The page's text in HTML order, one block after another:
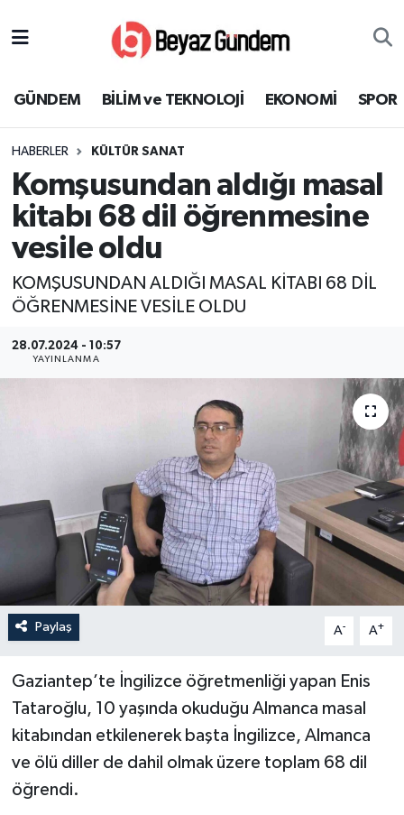
GÜNDEM BİLİM ve TEKNOLOJİ EKONOMİ SPOR
HABERLER KÜLTÜR SANAT
Komşusundan aldığı masal
kitabı 68 dil öğrenmesine
vesile oldu
KOMŞUSUNDAN ALDIĞI MASAL KİTABI 68 DİL
ÖĞRENMESİNE VESİLE OLDU
28.07.2024 - 10:57
YAYINLANMA
Paylaş A- A+
Gaziantep’te İngilizce öğretmenliği yapan Enis
Tataroğlu, 10 yaşında okuduğu Almanca masal
kitabından etkilenerek başta İngilizce, Almanca
ve ölü diller de dahil olmak üzere toplam 68 dil
öğrendi.
EKONOMİ
SPOR
SAĞLIK
EĞİTİM
KÜLTÜR SANAT
Süper Lig Puan Durumu ve Fikstür
Tüm Manşetler
Son Dakika Haberleri
Haber Arşivi